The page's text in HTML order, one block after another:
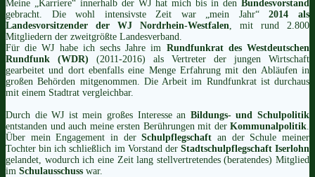
Meine „Karriere“ innerhalb der WJ hat mich bis in den
Bundesvorstand
gebracht. Die wohl intensivste Zeit war „mein Jahr“2014 als
Landesvorsitzender der WJ Nordrhein-Westfalen , mit rund 2.800
Mitgliedern der zweitgrößte Landesverband.
Für die WJ habe ich sechs Jahre im Rundfunkrat des Westdeutschen
Rundfunk (WDR) (2011-2016) als Vertreter der jungen Wirtschaft
gearbeitet und dort ebenfalls eine Menge Erfahrung mit den Abläufen in
großen Behörden mitgenommen. Die Arbeit im Rundfunkrat ist durchaus
mit einem Stadtrat vergleichbar.
Durch die WJ ist mein großes Interesse an Bildungs- und Schulpolitik
entstanden und auch meine ersten Berührungen mit der Kommunalpolitik
Über mein Engagement in derSchulpflegschaft an der Schule meiner
Tochter bin ich schließlich im Vorstand der Stadtschulpflegschaft Iserlohn
gelandet, wodurch ich eine Zeit lang stellvertretendes (beratendes) Mitglied
im Schulausschuss war.